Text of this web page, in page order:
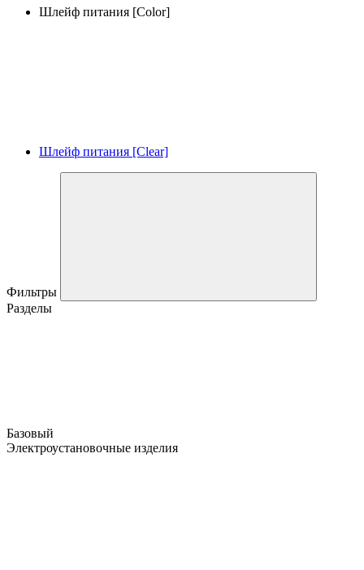
Шлейф питания [Color]
Шлейф питания [Clear]
Фильтры
Разделы
Базовый
Электроустановочные изделия